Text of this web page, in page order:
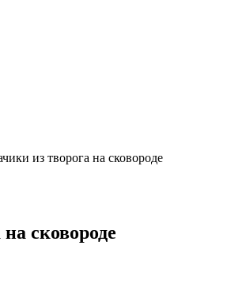
из творога на сковороде
сковороде